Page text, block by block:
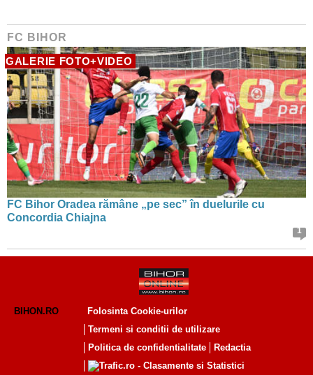
FC BIHOR
GALERIE FOTO+VIDEO
FC Bihor Oradea rămâne „pe sec” în duelurile cu
Concordia Chiajna
1
BIHON.RO
Folosinta Cookie-urilor
Termeni si conditii de utilizare
Politica de confidentialitate
Redactia